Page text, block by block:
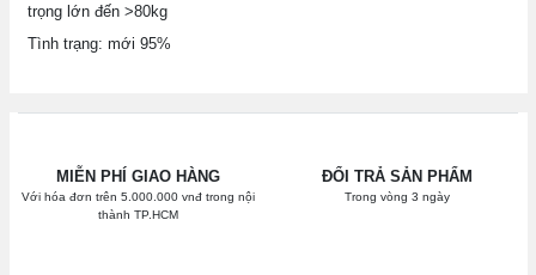
trọng lớn đến >80kg
Tình trạng: mới 95%
MIỄN PHÍ GIAO HÀNG
Với hóa đơn trên 5.000.000 vnđ trong nội
thành TP.HCM
ĐỔI TRẢ SẢN PHẨM
Trong vòng 3 ngày